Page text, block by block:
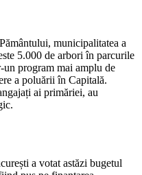
municipalitatea a
5.000 de arbori în parcurile
program mai amplu de
a poluării în Capitală.
ai primăriei, au
a votat astăzi bugetul